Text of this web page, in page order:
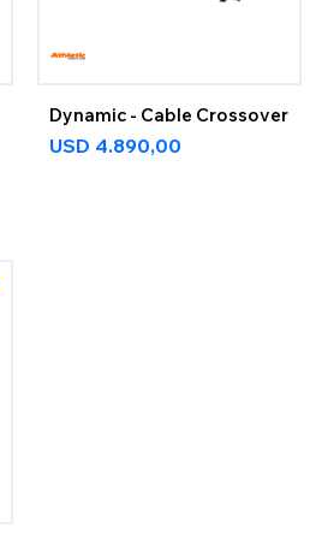
Dynamic - Cable Crossover
USD 4.890,00